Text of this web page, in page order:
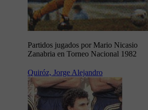
Partidos jugados por Mario Nicasio
Zanabria en Torneo Nacional 1982
Quiróz, Jorge Alejandro